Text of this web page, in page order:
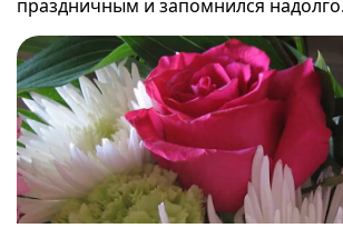
праздничным и запомнился надолго.